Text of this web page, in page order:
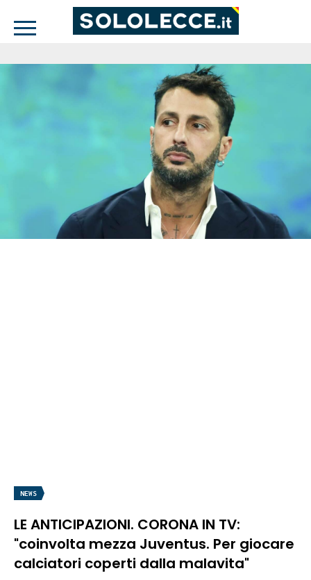
NEWS
LE ANTICIPAZIONI. CORONA IN TV:
"coinvolta mezza Juventus. Per giocare
calciatori coperti dalla malavita"